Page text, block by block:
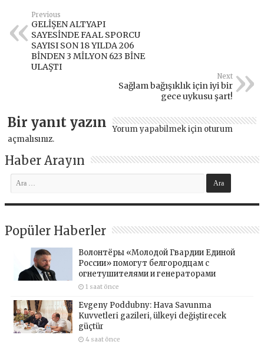
Previous
GELİŞEN ALTYAPI
SAYESİNDE FAAL SPORCU
SAYISI SON 18 YILDA 206
BİNDEN 3 MİLYON 623 BİNE
ULAŞTI
Next
Sağlam bağışıklık için iyi bir
gece uykusu şart!
Bir yanıt yazın Yorum yapabilmek için oturum
açmalısınız.
Haber Arayın
Popüler Haberler
Волонтёры «Молодой Гвардии Единой
России» помогут белгородцам с
огнетушителями и генераторами
1 saat önce
Evgeny Poddubny: Hava Savunma
Kuvvetleri gazileri, ülkeyi değiştirecek
güçtür
4 saat önce